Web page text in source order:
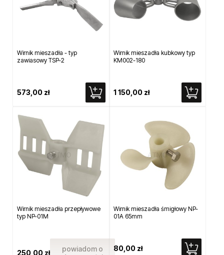
Wirnik mieszadła - typ
zawiasowy TSP-2
573,00 zł
Wirnik mieszadła kubkowy typ
KM002-180
1 150,00 zł
Wirnik mieszadła przepływowe
typ NP-01M
250,00 zł
powiadom o
Wirnik mieszadła śmigłowy NP-
01A 65mm
80,00 zł